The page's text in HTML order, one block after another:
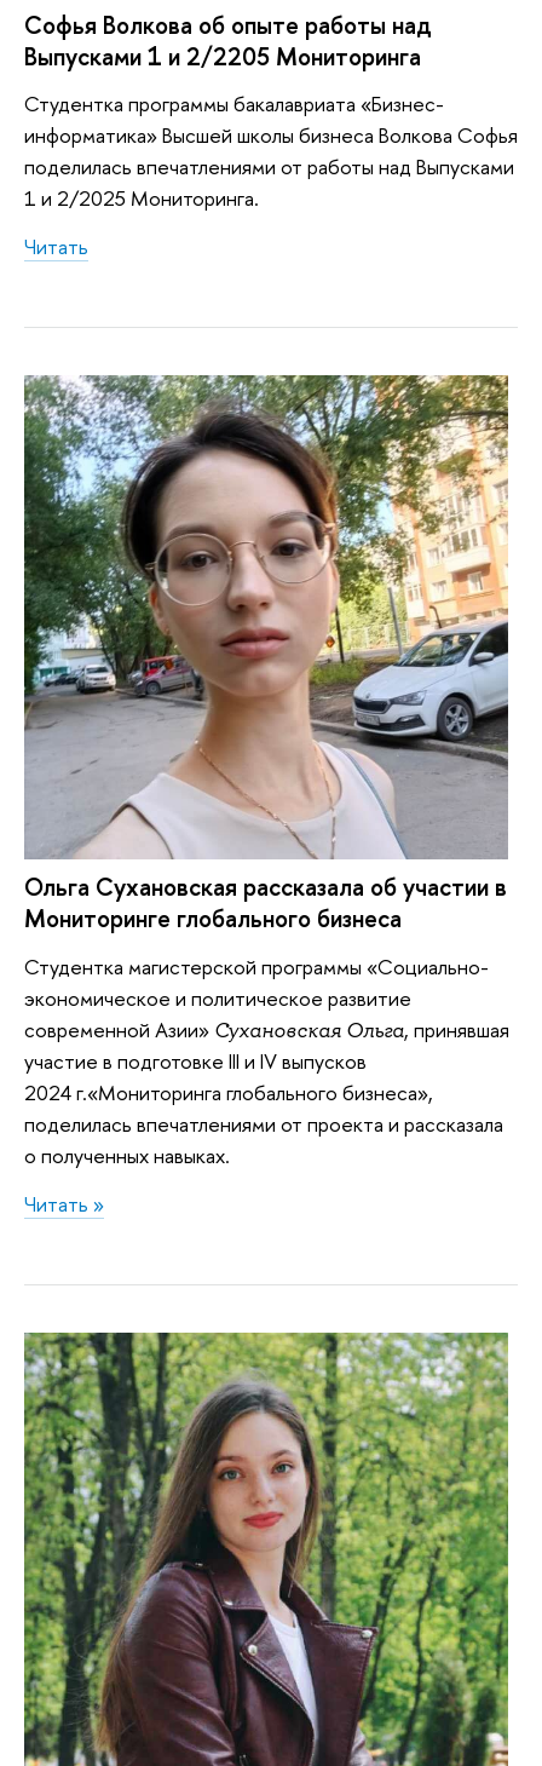
Софья Волкова об опыте работы над
Выпусками 1 и 2/2205 Мониторинга
Студентка программы бакалавриата «Бизнес-
информатика» Высшей школы бизнеса Волкова Софья
поделилась впечатлениями от работы над Выпусками
1 и 2/2025 Мониторинга.
Читать
Ольга Сухановская рассказала об участии в
Мониторинге глобального бизнеса
Студентка магистерской программы «Социально-
экономическое и политическое развитие
современной Азии» Сухановская Ольга, принявшая
участие в подготовке III и IV выпусков
2024 г.«Мониторинга глобального бизнеса»,
поделилась впечатлениями от проекта и рассказала
о полученных навыках.
Читать »